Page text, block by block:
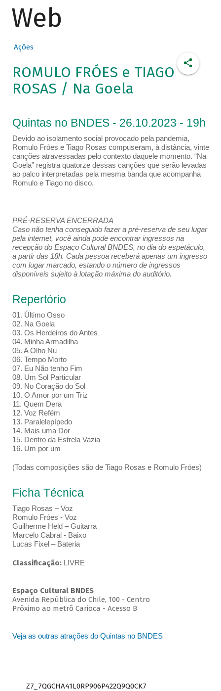
Web
Ações
ROMULO FRÓES e TIAGO
ROSAS / Na Goela
Quintas no BNDES - 26.10.2023 - 19h
Devido ao isolamento social provocado pela pandemia,
Romulo Fróes e Tiago Rosas compuseram, à distância, vinte
canções atravessadas pelo contexto daquele momento. “Na
Goela” registra quatorze dessas canções que serão levadas
ao palco interpretadas pela mesma banda que acompanha
Romulo e Tiago no disco.
PRÉ-RESERVA ENCERRADA
Caso não tenha conseguido fazer a pré-reserva de seu lugar
pela internet, você ainda pode encontrar ingressos na
recepção do Espaço Cultural BNDES, no dia do espetáculo,
a partir das 18h. Cada pessoa receberá apenas um ingresso
com lugar marcado, estando o número de ingressos
disponíveis sujeito à lotação máxima do auditório.
Repertório
01. Último Osso
02. Na Goela
03. Os Herdeiros do Antes
04. Minha Armadilha
05. A Olho Nu
06. Tempo Morto
07. Eu Não tenho Fim
08. Um Sol Particular
09. No Coração do Sol
10. O Amor por um Triz
11. Quem Dera
12. Voz Refém
13. Paralelepípedo
14. Mais uma Dor
15. Dentro da Estrela Vazia
16. Um por um
(Todas composições são de Tiago Rosas e Romulo Fróes)
Ficha Técnica
Tiago Rosas – Voz
Romulo Fróes - Voz
Guilherme Held – Guitarra
Marcelo Cabral - Baixo
Lucas Fixel – Bateria
Classificação: LIVRE
Espaço Cultural BNDES
Avenida República do Chile, 100 - Centro
Próximo ao metrô Carioca - Acesso B
Veja as outras atrações do Quintas no BNDES
Z7_7QGCHA41L0RP906P422Q9Q0CK7